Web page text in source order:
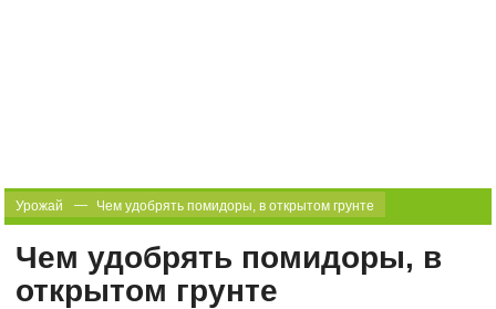
Урожай Чем удобрять помидоры, в открытом грунте
Чем удобрять помидоры, в
открытом грунте